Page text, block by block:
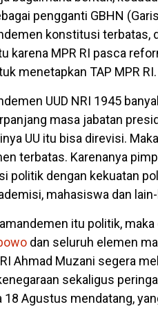
pengganti GBHN
konstitusi terbatas,
karena MPR RI pasca
menetapkan TAP MPR RI.
UUD NRI 1945
masa jabatan
UU itu bisa direvisi.
terbatas. Karenanya
politik dengan kekuatan
mahasiswa dan
itu politik,
dan seluruh elemen
Ahmad Muzani segera
sekaligus
18 Agustus mendatang,